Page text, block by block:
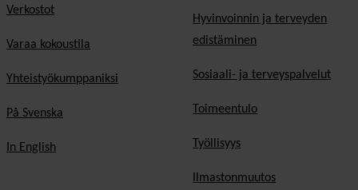
Verkostot
Varaa kokoustila
Yhteistyökumppaniksi
På Svenska
In English
Hyvinvoinnin ja terveyden
edistäminen
Sosiaali- ja terveyspalvelut
Toimeentulo
Työllisyys
Ilmastonmuutos